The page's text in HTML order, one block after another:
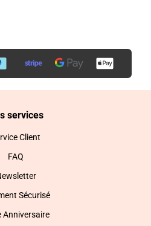
services
Client
FAQ
Sécurisé
Anniversaire